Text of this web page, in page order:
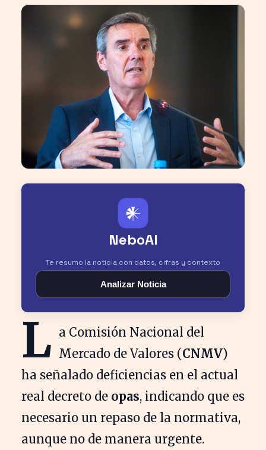
𒀭
NeboAI
Te resumo la noticia con datos, cifras y contexto
Analizar Noticia
L a Comisión Nacional del
Mercado de Valores (CNMV)
ha señalado deficiencias en el actual
real decreto de opas, indicando que es
necesario un repaso de la normativa,
aunque no de manera urgente.